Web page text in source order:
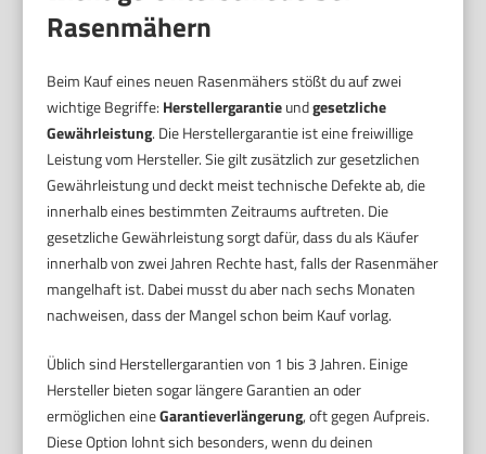
Rasenmähern
Beim Kauf eines neuen Rasenmähers stößt du auf zwei
wichtige Begriffe: Herstellergarantieundgesetzliche
Gewährleistung. Die Herstellergarantie ist eine freiwillige
Leistung vom Hersteller. Sie gilt zusätzlich zur gesetzlichen
Gewährleistung und deckt meist technische Defekte ab, die
innerhalb eines bestimmten Zeitraums auftreten. Die
gesetzliche Gewährleistung sorgt dafür, dass du als Käufer
innerhalb von zwei Jahren Rechte hast, falls der Rasenmäher
mangelhaft ist. Dabei musst du aber nach sechs Monaten
nachweisen, dass der Mangel schon beim Kauf vorlag.
Üblich sind Herstellergarantien von 1 bis 3 Jahren. Einige
Hersteller bieten sogar längere Garantien an oder
ermöglichen eineGarantieverlängerung, oft gegen Aufpreis.
Diese Option lohnt sich besonders, wenn du deinen